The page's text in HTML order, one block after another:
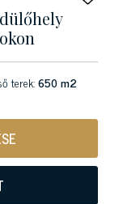
terek:650 m2